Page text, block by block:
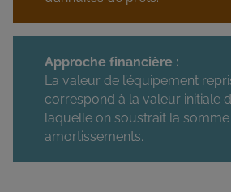
Approche financière :
La valeur de l’équipement
correspond à la valeur initiale
laquelle on soustrait la
amortissements.